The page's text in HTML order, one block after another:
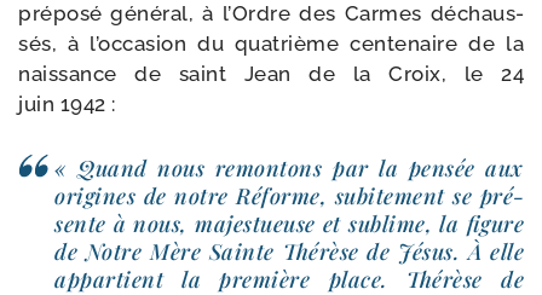
pré­po­sé géné­ral, à l’Ordre des Carmes déchaus­
sés, à l’oc­ca­sion du qua­trième cen­te­naire de la
nais­sance de saint Jean de la Croix, le 24
juin 1942 :
« Quand nous remon­tons par la pen­sée aux
ori­gines de notre Réforme, subi­te­ment se pré­
sente à nous, majes­tueuse et sublime, la figure
de Notre Mère Sainte Thérèse de Jésus. À elle
appar­tient la pre­mière place. Thérèse de